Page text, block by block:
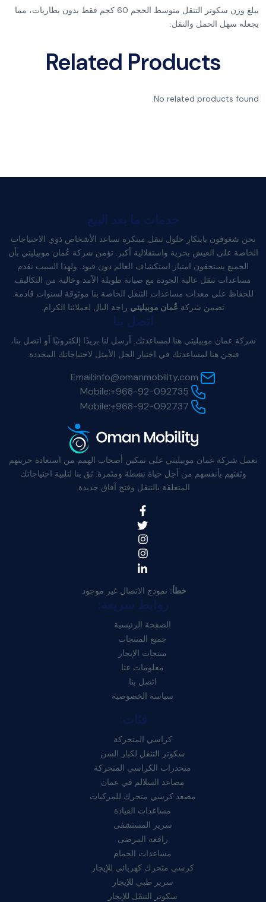
يبلغ وزن سكوتر التنقل متوسط الحجم 60 كجم فقط بدون بطاريات، مما
يجعله سهل الحمل والنقل.
Related Products
No related products found.
خدمات ما بعد البيع
نحن شغوفون بابتكار حلول تنقل مبتكرة تساعد الأشخاص ذوي الاحتياجات
الخاصة على العيش بحرية واستقلالية أكبر. تؤمن شركة عُمان موبيليتي بأن
الجميع يستحقون امتياز استكشاف العالم دون قيود. ولهذا السبب نقدم
مساعدات تنقل عالية الجودة مع صيانة طويلة الأمد وخالية من التكاليف
للحفاظ على معدات مساعدات التنقل الخاصة بنا موثوقة لسنوات قادمة.
تضمن شركة عُمان موبيليتي راحة البال لعملائنا الكرام.
اتصل بنا
شركة عمان موبيليتي هنا لمساعدتك. أرسل لنا بريدًا إلكترونيًا أو اتصل بنا،
فنحن هنا لمساعدتك في اختيار الحل الأمثل لاحتياجاتك المحددة.
Email:info@omanmobility.com
Mobile:+968-92-092735
Mobile:+968-92-092737
تعمل شركة عمان موبيليتي على تمكين أصحاب الهمم من استعادة حريتهم
وثقتهم بأنفسهم من أجل حياة نشطة ومثمرة. ثق بنا لتلبية احتياجاتك
المتعلقة بالتنقل وفتح آفاق جديدة.
خطأ: نموذج الاتصال غير موجود.
روابط سريعة:
الصفحة الرئيسية
جميع المنتجات
منتجات الإيجار
معلومات عنا
اتصل بنا
سياسة الخصوصية
فئات:
كراسي المتحركة
سكوتر التنقل لكبار السن
منحدرات الكراسي المتحركة
مصاعد السلالم في عمان
مصعد كرسي متحرك للمركبات
مساعدات القيادة
سرير المستشفى
رافعة المرضى
مساعدات الحمام
كرسي متحرك كهربائي للإيجار
سرير طبي للإيجار
سكوتر التنقل للإيجار